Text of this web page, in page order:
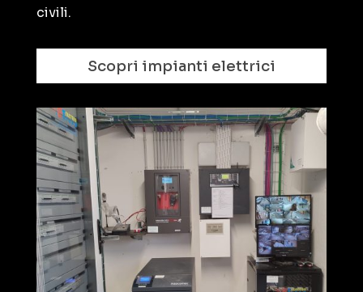
civili.
Scopri impianti elettrici